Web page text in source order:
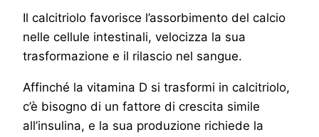
Il calcitriolo favorisce l’assorbimento del calcio
nelle cellule intestinali, velocizza la sua
trasformazione e il rilascio nel sangue.
Affinché la vitamina D si trasformi in calcitriolo,
c’è bisogno di un fattore di crescita simile
all’insulina, e la sua produzione richiede la